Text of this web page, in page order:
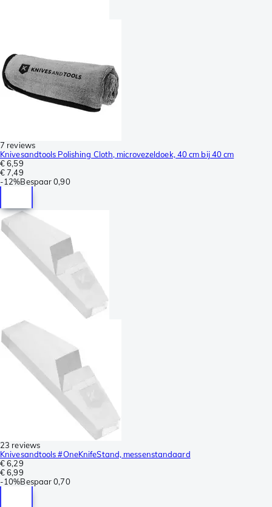
7 reviews
Knivesandtools Polishing Cloth, microvezeldoek, 40 cm bij 40 cm
€ 6,59
€ 7,49
-12%Bespaar 0,90
23 reviews
Knivesandtools #OneKnifeStand, messenstandaard
€ 6,29
€ 6,99
-10%Bespaar 0,70